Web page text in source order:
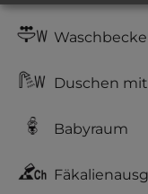
Duschen
Babyraum